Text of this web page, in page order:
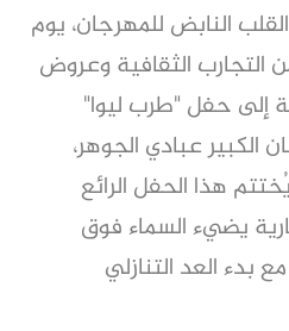
النابض للمهرجان، يوم
التجارب الثقافية وعروض
إلى حفل "طرب ليوا"
الكبير عبادي الجوهر،
هذا الحفل الرائع
يضيء السماء فوق
بدء العد التنازلي